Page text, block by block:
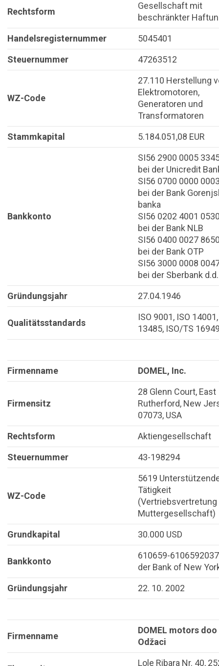
Rechtsform
Gesellschaft mit
beschränkter
Handelsregisternummer 5045401
Steuernummer 47263512
WZ-Code
27.110 Herstellung
Elektromotoren,
Generatoren und
Transformatoren
Stammkapital 5.184.051,08 EUR
Bankkonto
SI56 2900 0005
bei der Unicredit
SI56 0700 0000
bei der Bank
banka
SI56 0202 4001
bei der Bank NLB
SI56 0400 0027
bei der Bank OTP
SI56 3000 0008
bei der Sberbank d.d.
Gründungsjahr 27.04.1946
Qualitätsstandards
ISO 9001, ISO
13485, ISO/TS
Firmenname DOMEL, Inc.
Firmensitz
28 Glenn Court, East
Rutherford, New
07073, USA
Rechtsform Aktiengesellschaft
Steuernummer 43-198294
WZ-Code
5619
Tätigkeit
(Vertriebsvertretung
Muttergesellschaft)
Grundkapital 30.000 USD
Bankkonto
610659-
der Bank of New
Gründungsjahr 22. 10. 2002
Firmenname
DOMEL motors doo
Odžaci
Lole Ribara Nr. 40,